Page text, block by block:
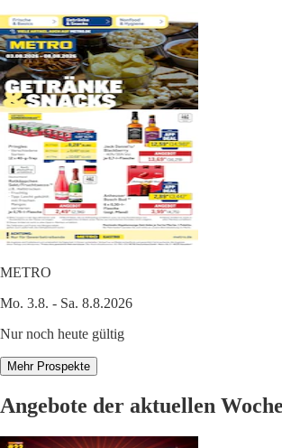
METRO
Mo. 3.8. - Sa. 8.8.2026
Nur noch heute gültig
Mehr Prospekte
Angebote der aktuellen Woche